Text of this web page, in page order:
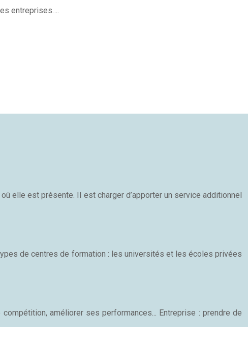
entreprises….
elle est présente. Il est charger d’apporter un service additionnel
de centres de formation : les universités et les écoles privées
améliorer ses performances... Entreprise : prendre de